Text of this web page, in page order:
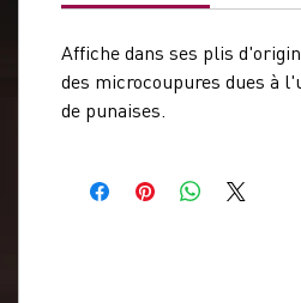
Affiche dans ses plis
des microcoupures dues à
de punaises.